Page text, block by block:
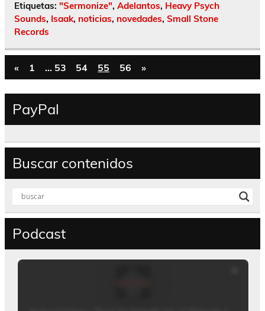
Etiquetas: "Sermonize", Adelantos, Heavy Psych
Sounds, Isaak, noticias, novedades, Small Stone
Records
« 1 … 53 54 55 56 »
PayPal
Buscar contenidos
Podcast